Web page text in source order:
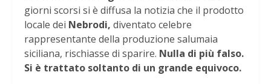
giorni scorsi si è diffusa la notizia che il prodotto
locale dei Nebrodi, diventato celebre
rappresentante della produzione salumaia
siciliana, rischiasse di sparire. Nulla di più falso.
Si è trattato soltanto di un grande equivoco.